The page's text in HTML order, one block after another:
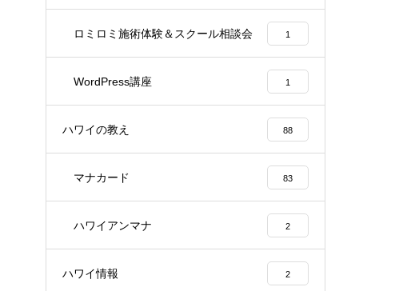
ロミロミ施術体験＆スクール相談会 1
WordPress講座 1
ハワイの教え 88
マナカード 83
ハワイアンマナ 2
ハワイ情報 2